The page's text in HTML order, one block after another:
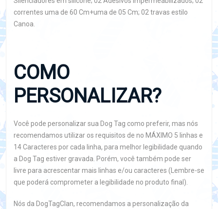
correntes uma de 60 Cm+uma de 05 Cm; 02 travas estilo
Canoa.
COMO
PERSONALIZAR?
Você pode personalizar sua Dog Tag como preferir, mas nós
recomendamos utilizar os requisitos de no MÁXIMO 5 linhas e
14 Caracteres por cada linha, para melhor legibilidade quando
a Dog Tag estiver gravada. Porém, você também pode ser
livre para acrescentar mais linhas e/ou caracteres (Lembre-se
que poderá comprometer a legibilidade no produto final).
Nós da DogTagClan, recomendamos a personalização da